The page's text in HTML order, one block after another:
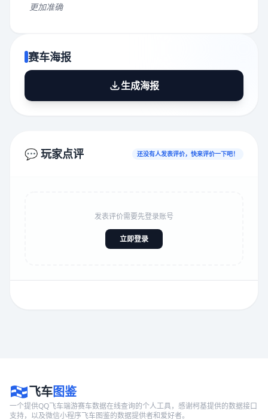
更加准确
赛车海报
生成海报
💬 玩家点评 还没有人发表评价，快来评价一下吧！
发表评价需要先登录账号
立即登录
飞车图鉴
一个提供QQ飞车端游赛车数据在线查询的个人工具，感谢柯基提供的数据接口
支持，以及微信小程序飞车图鉴的数据提供者和爱好者。